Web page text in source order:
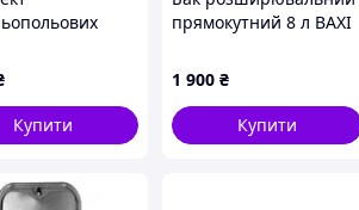
Zeenko
Купити
прямокутний 8 л BAXI
1 900 ₴
Купити